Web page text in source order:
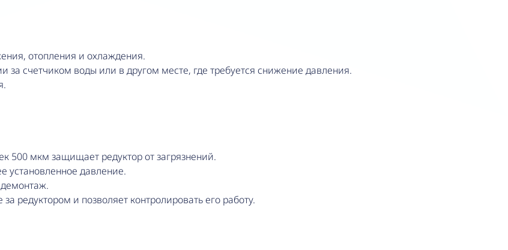
отопления и охлаждения.
за счетчиком воды или в другом месте, где требуется снижение давления.
500 мкм защищает редуктор от загрязнений.
установленное давление.
редуктором и позволяет контролировать его работу.